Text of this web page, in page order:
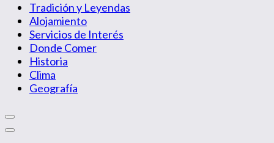
Tradición y Leyendas
Alojamiento
Servicios de Interés
Donde Comer
Historia
Clima
Geografía